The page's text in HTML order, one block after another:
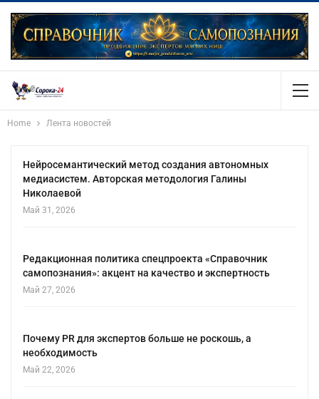
Home Лента новостей
Нейросемантический метод создания автономных
медиасистем. Авторская методология Галины
Николаевой
Май 31, 2026
Редакционная политика спецпроекта «Справочник
самопознания»: акцент на качество и экспертность
Май 27, 2026
Почему PR для экспертов больше не роскошь, а
необходимость
Май 22, 2026